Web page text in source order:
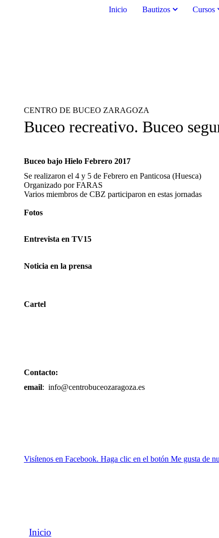
Inicio Bautizos Cursos
CENTRO DE BUCEO ZARAGOZA
Buceo recreativo. Buceo
Buceo bajo Hielo Febrero 2017
Se realizaron el 4 y 5 de Febrero en Panticosa (Huesca)
Organizado por FARAS
Varios miembros de CBZ participaron en estas jornadas
Fotos
Entrevista en TV15
Noticia en la prensa
Cartel
Contacto:
email: info@centrobuceozaragoza.es
Visítenos en Facebook. Haga clic en el botón Me gusta de
Inicio